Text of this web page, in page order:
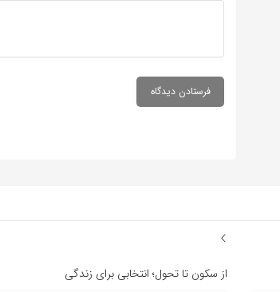
از سکون تا تحول؛ انتخابی برای زندگی